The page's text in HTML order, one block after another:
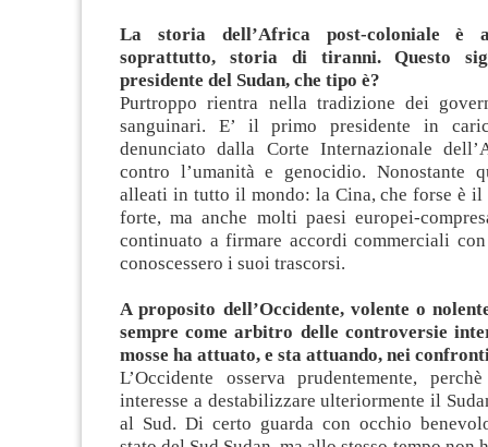
La storia dell’Africa post-coloniale è
soprattutto, storia di tiranni. Questo
presidente del Sudan, che tipo è?
Purtroppo rientra nella tradizione dei
sanguinari. E’ il primo presidente in
denunciato dalla Corte Internazionale
contro l’umanità e genocidio. Nonostante
alleati in tutto il mondo: la Cina, che forse è il
forte, ma anche molti paesi europei-
continuato a firmare accordi commerciali
conoscessero i suoi trascorsi.
A proposito dell’Occidente, volente o
sempre come arbitro delle controversie
mosse ha attuato, e sta attuando, nei
L’Occidente osserva prudentemente,
interesse a destabilizzare ulteriormente il
al Sud. Di certo guarda con occhio